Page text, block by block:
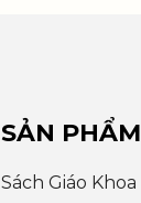
SẢN PHẨM
Sách Giáo Khoa